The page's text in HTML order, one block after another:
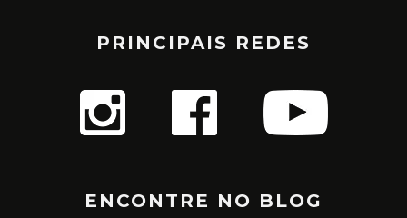
PRINCIPAIS REDES
ENCONTRE NO BLOG